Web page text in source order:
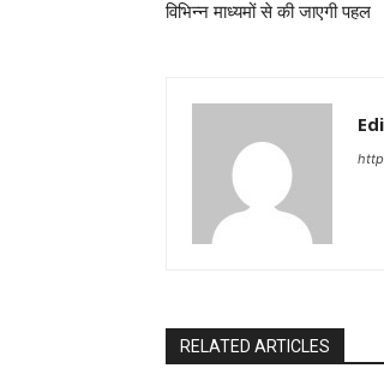
विभिन्न माध्यमों से की जाएगी पहल
RELATED ARTICLES